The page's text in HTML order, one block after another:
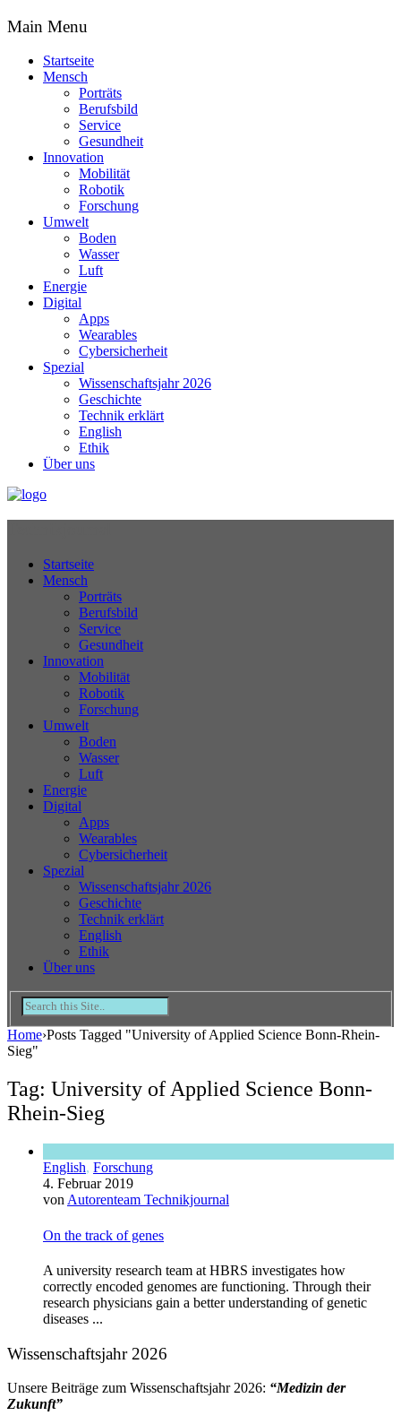
Main Menu
Startseite
Mensch
Porträts
Berufsbild
Service
Gesundheit
Innovation
Mobilität
Robotik
Forschung
Umwelt
Boden
Wasser
Luft
Energie
Digital
Apps
Wearables
Cybersicherheit
Spezial
Wissenschaftsjahr 2026
Geschichte
Technik erklärt
English
Ethik
Über uns
Startseite
Mensch
Porträts
Berufsbild
Service
Gesundheit
Innovation
Mobilität
Robotik
Forschung
Umwelt
Boden
Wasser
Luft
Energie
Digital
Apps
Wearables
Cybersicherheit
Spezial
Wissenschaftsjahr 2026
Geschichte
Technik erklärt
English
Ethik
Über uns
Home›Posts Tagged "University of Applied Science Bonn-Rhein-
Sieg"
Tag: University of Applied Science Bonn-
Rhein-Sieg
English, Forschung
4. Februar 2019
von Autorenteam Technikjournal
On the track of genes
A university research team at HBRS investigates how
correctly encoded genomes are functioning. Through their
research physicians gain a better understanding of genetic
diseases ...
Wissenschaftsjahr 2026
Unsere Beiträge zum Wissenschaftsjahr 2026: “Medizin der
Zukunft”